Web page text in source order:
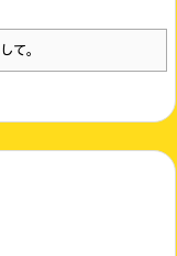
て。